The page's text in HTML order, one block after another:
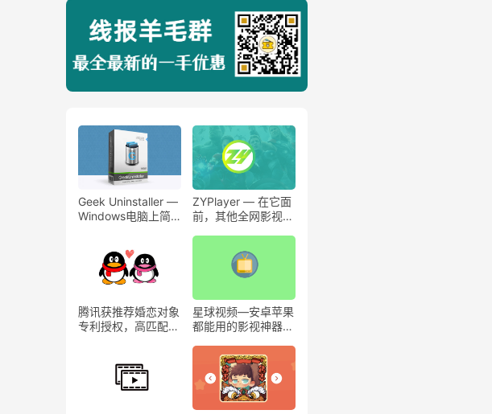
Geek Uninstaller —
Windows电脑上简
ZYPlayer — 在它面
前，其他全网影视播
腾讯获推荐婚恋对象
专利授权，高匹配度
星球视频—安卓苹果
都能用的影视神器！